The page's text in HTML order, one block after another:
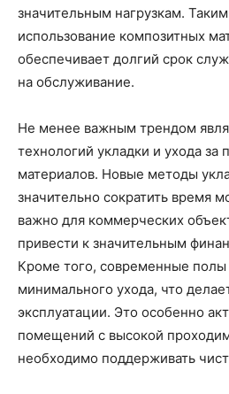
значительным нагрузкам.
использование композитных
обеспечивает долгий срок
на обслуживание.
Не менее важным трендом
технологий укладки и ухода за
материалов. Новые методы
значительно сократить время
важно для коммерческих
привести к значительным
Кроме того, современные
минимального ухода, что
эксплуатации. Это особенно
помещений с высокой
необходимо поддерживать